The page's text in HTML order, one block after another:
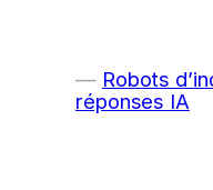
Robots
réponses IA